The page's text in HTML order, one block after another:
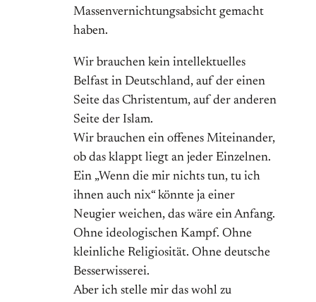
Massenvernichtungsabsicht gemacht
haben.
Wir brauchen kein intellektuelles
Belfast in Deutschland, auf der einen
Seite das Christentum, auf der anderen
Seite der Islam.
Wir brauchen ein offenes Miteinander,
ob das klappt liegt an jeder Einzelnen.
Ein „Wenn die mir nichts tun, tu ich
ihnen auch nix“ könnte ja einer
Neugier weichen, das wäre ein Anfang.
Ohne ideologischen Kampf. Ohne
kleinliche Religiosität. Ohne deutsche
Besserwisserei.
Aber ich stelle mir das wohl zu